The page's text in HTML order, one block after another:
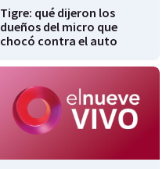
Tigre: qué dijeron los
dueños del micro que
chocó contra el auto